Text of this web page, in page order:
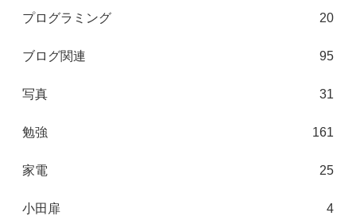
プログラミング 20
ブログ関連 95
写真 31
勉強 161
家電 25
小田扉 4